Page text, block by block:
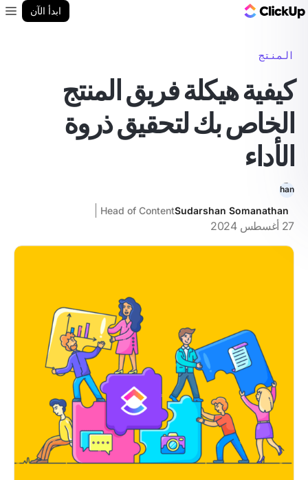
ابدأ الآن
المنتج
كيفية هيكلة فريق المنتج
الخاص بك لتحقيق ذروة
الأداء
Sudarshan Somanathan
Head of Content
27 أغسطس 2024